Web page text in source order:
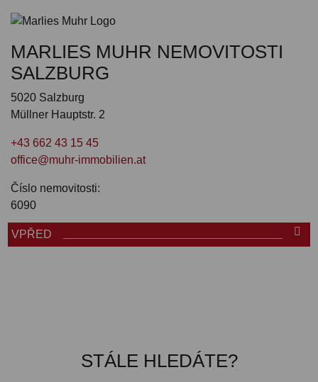
MARLIES MUHR NEMOVITOSTI
SALZBURG
5020 Salzburg
Müllner Hauptstr. 2
+43 662 43 15 45
office@muhr-immobilien.at
Číslo nemovitosti:
6090
VPŘED
STÁLE HLEDÁTE?